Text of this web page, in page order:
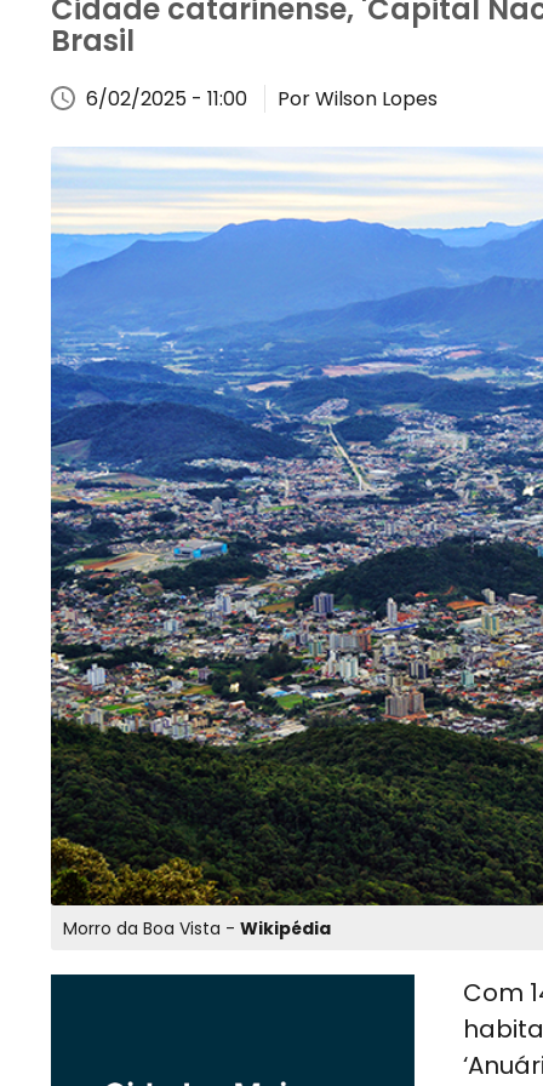
Cidade catarinense, 'Capital
Brasil
6/02/2025 - 11:00 Por Wilson Lopes
Morro da Boa Vista - Wikipédia
Com